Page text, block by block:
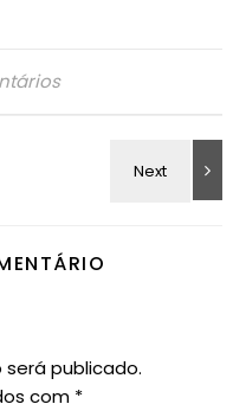
publicado.
com *